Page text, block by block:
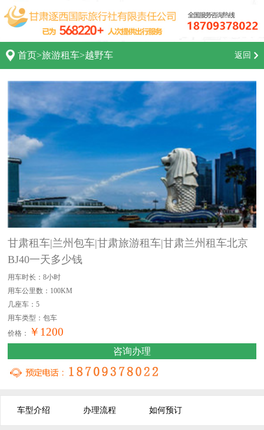
首页>旅游租车>越野车 返回
甘肃租车|兰州包车|甘肃旅游租车|甘肃兰州租车北京
BJ40一天多少钱
用车时长：8小时
用车公里数：100KM
几座车：5
用车类型：包车
价格：
￥1200
咨询办理
车型介绍 办理流程 如何预订